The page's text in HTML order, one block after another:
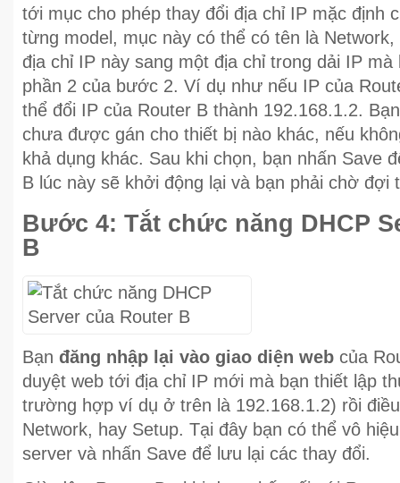
tới mục cho phép thay đổi địa chỉ IP mặc định
từng model, mục này có thể có tên là
địa chỉ IP này sang một địa chỉ trong dải IP
phần 2 của bước 2. Ví dụ như nếu IP của
thể đổi IP của Router B thành 192.168.1.2.
chưa được gán cho thiết bị nào khác, nếu
khả dụng khác. Sau khi chọn, bạn nhấn Save
B lúc này sẽ khởi động lại và bạn phải chờ đợi
Bước 4: Tắt chức năng DHCP
B
Bạn đăng nhập lại vào giao diện web của
duyệt web tới địa chỉ IP mới mà bạn thiết lập
trường hợp ví dụ ở trên là 192.168.1.2) rồi
Network, hay Setup. Tại đây bạn có thể vô
server và nhấn Save để lưu lại các thay đổi.